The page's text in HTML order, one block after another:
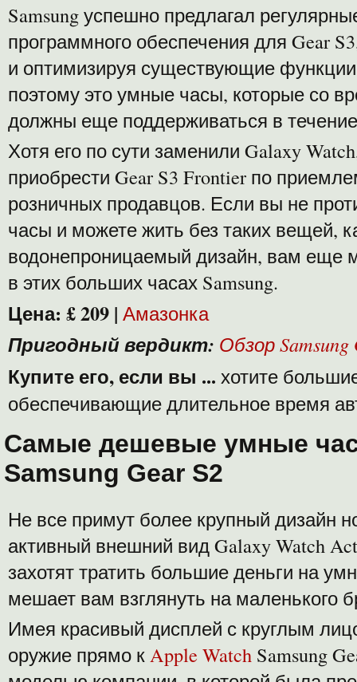
Samsung успешно предлагал
программного обеспечения для Gear
и оптимизируя существующие
поэтому это умные часы, которые со
должны еще поддерживаться в
Хотя его по сути заменили Galaxy
приобрести Gear S3 Frontier по
розничных продавцов. Если вы не
часы и можете жить без таких вещей,
водонепроницаемый дизайн, вам еще
в этих больших часах Samsung.
Цена: £ 209 | Амазонка
Пригодный вердикт: Обзор Samsung
Купите его, если вы ... хотите
обеспечивающие длительное время
Самые дешевые умные
Samsung Gear S2
Не все примут более крупный дизайн
активный внешний вид Galaxy Watch
захотят тратить большие деньги на
мешает вам взглянуть на маленького
Имея красивый дисплей с круглым
оружие прямо кApple Watch Samsung